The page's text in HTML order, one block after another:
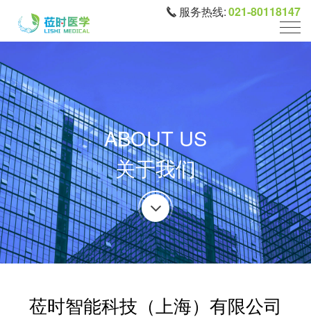
服务热线:021-80118147
ABOUT US
关于我们
莅时智能科技（上海）有限公司